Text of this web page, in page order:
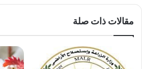
مقالات ذات صلة